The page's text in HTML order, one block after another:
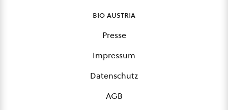
bio austria
Presse
Impressum
Datenschutz
AGB